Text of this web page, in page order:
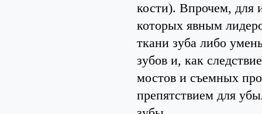
кости). Впрочем, для
которых явным
ткани зуба либо
зубов и, как
мостов и съемных
препятствием для